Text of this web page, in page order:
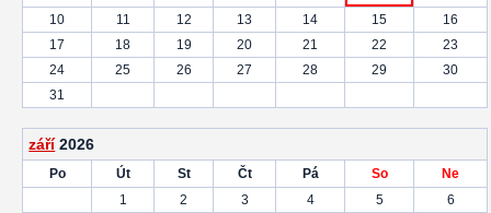
10
11 12 13 14 15
16
17
18 19 20 21 22
23
24
25 26 27 28 29
30
31
září 2026
Po Út St Čt Pá So
Ne
1
2 3 4 5
6